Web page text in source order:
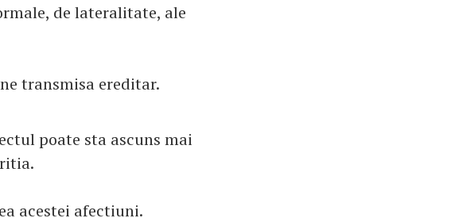
de lateralitate, ale
transmisa ereditar.
poate sta ascuns mai
acestei afectiuni.